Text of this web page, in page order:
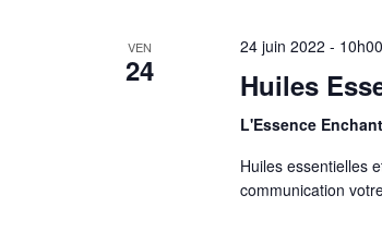
VEN
24
24 juin 2022 - 10h00
Huiles
L'Essence
Huiles essentielles
communication